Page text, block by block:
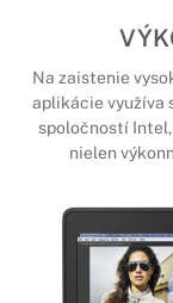
Na zaistenie
aplikácie využíva
spoločností Intel,
nielen